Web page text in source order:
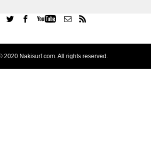
2020 Nakisurf.com. All rights reserved.